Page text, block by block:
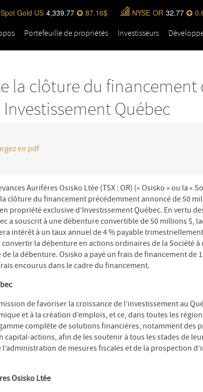
Spot Gold US 4,339.77 87.16 NYSE OR 32.77
Portefeuille de propriétés Investisseurs
la clôture du financement
Québec
en pdf
Aurifères Osisko Ltée (TSX : OR) (« Osisko » ou la «
clôture du financement précédemment annoncé de 50
propriété exclusive d’Investissement Québec. En vertu
a souscrit à une débenture convertible de 50 millions $,
intérêt à un taux annuel de 4 % payable
la débenture en actions ordinaires de la Société à
la débenture. Osisko a payé un frais de financement de 1
encourus dans le cadre du financement.
de favoriser la croissance de l’investissement au
et à la création d’emplois, et ce, dans toutes les
complète de solutions financières, notamment des
capital-actions, afin de les soutenir à tous les stades de
de mesures fiscales et de la prospection
Osisko Ltée